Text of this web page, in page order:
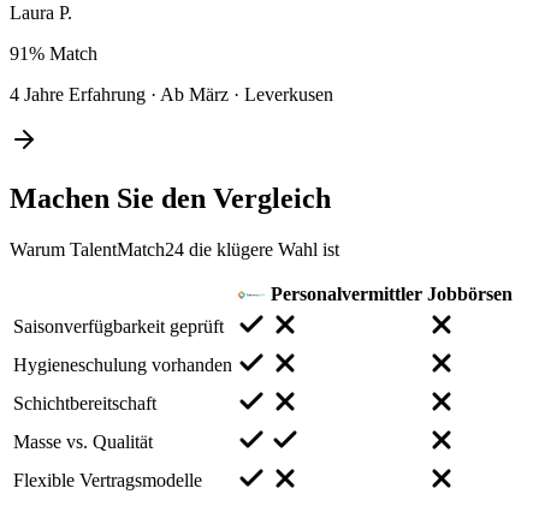
Laura P.
91% Match
4 Jahre Erfahrung · Ab März · Leverkusen
Machen Sie den Vergleich
Warum TalentMatch24 die klügere Wahl ist
Personalvermittler Jobbörsen
Saisonverfügbarkeit geprüft
Hygieneschulung vorhanden
Schichtbereitschaft
Masse vs. Qualität
Flexible Vertragsmodelle